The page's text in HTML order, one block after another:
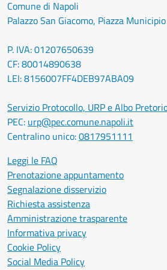
Comune di Napoli
Palazzo San Giacomo, Piazza
P. IVA: 01207650639
CF: 80014890638
LEI: 8156007FF4DEB97ABA09
Servizio Protocollo, URP e Albo
PEC: urp@pec.comune.napoli.it
Centralino unico:0817951111
Leggi le FAQ
Prenotazione appuntamento
Segnalazione disservizio
Richiesta assistenza
Amministrazione trasparente
Informativa privacy
Cookie Policy
Social Media Policy